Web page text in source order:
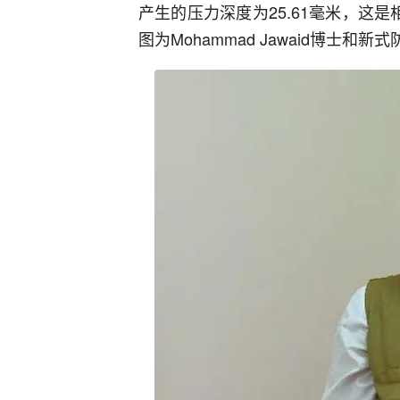
产生的压力深度为25.61毫米，这
图为Mohammad Jawaid博士和新式